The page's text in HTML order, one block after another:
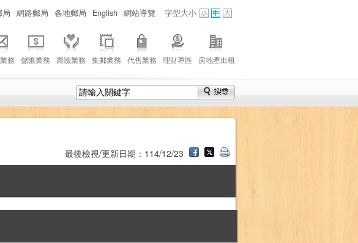
局 網路郵局 各地郵局 English 網站導覽 字型大小
務 儲匯業務 壽險業務 集郵業務 代售業務 理財專區 房地產出租
最後檢視/更新日期：114/12/23